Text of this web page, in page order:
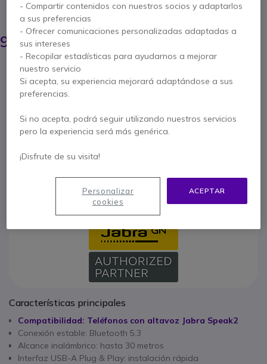
AHORRA 45,00 €
137,45 €
92,95 € s/Iva
Cantidad
No está disponible
Características principales
Compatibilidad: Teléfonos con altavoz Jabra Speak2
Conexión estable: Bluetooth 5.3
Alcance inalámbrico: hasta 30 metros
Interfaz USB-A Plug & Play: instalación rápida
- Compartir contenidos con nuestros socios y adaptarlos
a sus preferencias
- Ofrecer comunicaciones personalizadas adaptadas a
sus intereses
- Recopilar estadísticas para ayudarnos a mejorar
nuestro servicio
Si acepta, su experiencia mejorará adaptándose a sus
preferencias.
Si no acepta, podrá seguir utilizando nuestros servicios
pero la experiencia será más genérica.
¡Disfrute de su visita!
ACEPTAR
Personalizar
cookies